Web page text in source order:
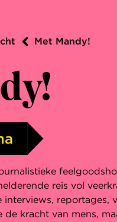
Met Mandy!
reis vol
interviews,
de kracht van mens,